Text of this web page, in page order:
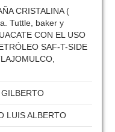
CRISTALINA (
Tuttle, baker y
CON EL USO
SAF-T-SIDE
GILBERTO
LUIS ALBERTO